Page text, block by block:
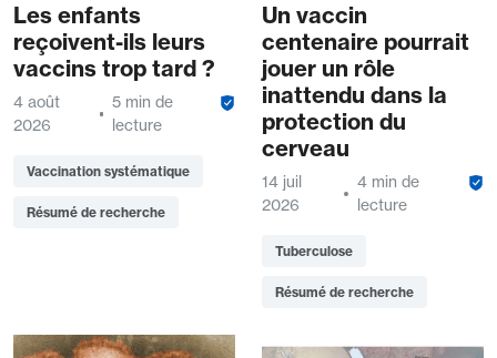
Les enfants
reçoivent-ils leurs
vaccins trop tard ?
4 août
2026
5 min de
lecture
Vaccination systématique
Résumé de recherche
Un vaccin
centenaire pourrait
jouer un rôle
inattendu dans la
protection du
cerveau
14 juil
2026
4 min de
lecture
Tuberculose
Résumé de recherche